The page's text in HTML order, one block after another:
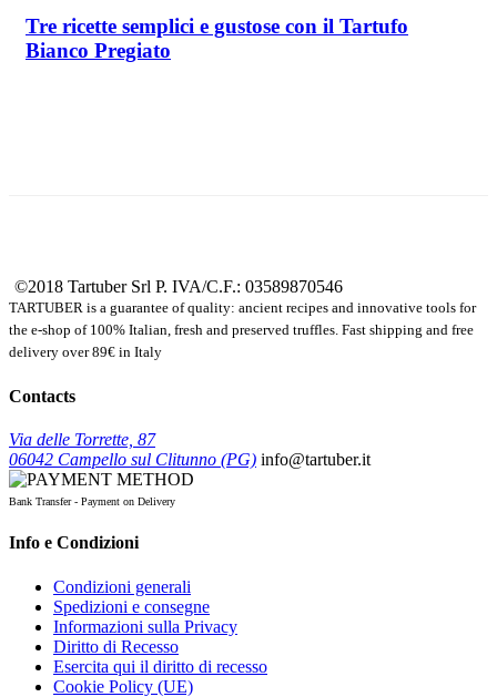
Tre ricette semplici e gustose con il Tartufo
Bianco Pregiato
©2018 Tartuber Srl P. IVA/C.F.: 03589870546
TARTUBER is a guarantee of quality: ancient recipes and innovative tools for
the e-shop of 100% Italian, fresh and preserved truffles. Fast shipping and free
delivery over 89€ in Italy
Contacts
Via delle Torrette, 87
06042 Campello sul Clitunno (PG) info@tartuber.it
Bank Transfer - Payment on Delivery
Info e Condizioni
Condizioni generali
Spedizioni e consegne
Informazioni sulla Privacy
Diritto di Recesso
Esercita qui il diritto di recesso
Cookie Policy (UE)